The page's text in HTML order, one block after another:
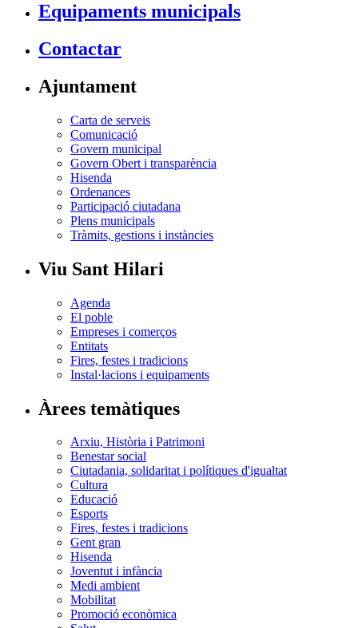
Equipaments municipals
Contactar
Ajuntament
Carta de serveis
Comunicació
Govern municipal
Govern Obert i transparència
Hisenda
Ordenances
Participació ciutadana
Plens municipals
Tràmits, gestions i instàncies
Viu Sant Hilari
Agenda
El poble
Empreses i comerços
Entitats
Fires, festes i tradicions
Instal·lacions i equipaments
Àrees temàtiques
Arxiu, Història i Patrimoni
Benestar social
Ciutadania, solidaritat i polítiques d'igualtat
Cultura
Educació
Esports
Fires, festes i tradicions
Gent gran
Hisenda
Joventut i infància
Medi ambient
Mobilitat
Promoció econòmica